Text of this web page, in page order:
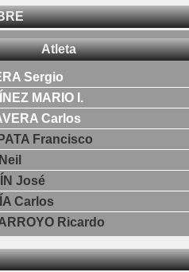
Atleta
Sergio
MARIO I.
Carlos
Francisco
José
Carlos
Ricardo